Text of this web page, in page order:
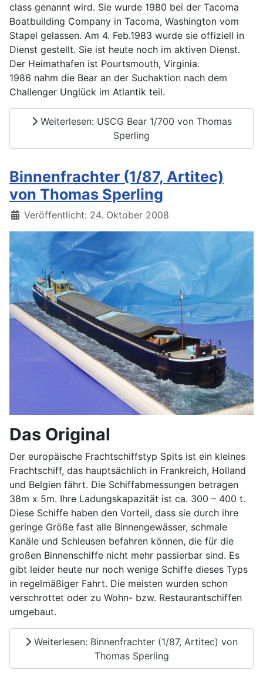
class genannt wird. Sie wurde 1980 bei der Tacoma
Boatbuilding Company in Tacoma, Washington vom
Stapel gelassen. Am 4. Feb.1983 wurde sie offiziell in
Dienst gestellt. Sie ist heute noch im aktiven Dienst.
Der Heimathafen ist Pourtsmouth, Virginia.
1986 nahm die Bear an der Suchaktion nach dem
Challenger Unglück im Atlantik teil.
Weiterlesen: USCG Bear 1/700 von Thomas
Sperling
Binnenfrachter (1/87, Artitec)
von Thomas Sperling
Details
Veröffentlicht: 24. Oktober 2008
Das Original
Der europäische Frachtschiffstyp Spits ist ein kleines
Frachtschiff, das hauptsächlich in Frankreich, Holland
und Belgien fährt. Die Schiffabmessungen betragen
38m x 5m. Ihre Ladungskapazität ist ca. 300 – 400 t.
Diese Schiffe haben den Vorteil, dass sie durch ihre
geringe Größe fast alle Binnengewässer, schmale
Kanäle und Schleusen befahren können, die für die
großen Binnenschiffe nicht mehr passierbar sind. Es
gibt leider heute nur noch wenige Schiffe dieses Typs
in regelmäßiger Fahrt. Die meisten wurden schon
verschrottet oder zu Wohn- bzw. Restaurantschiffen
umgebaut.
Weiterlesen: Binnenfrachter (1/87, Artitec) von
Thomas Sperling